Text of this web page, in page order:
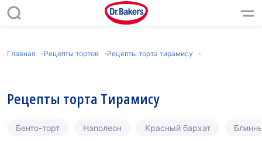
Главная Рецепты тортов Рецепты торта тирамису
Рецепты торта Тирамису
Бенто-торт Наполеон Красный бархат